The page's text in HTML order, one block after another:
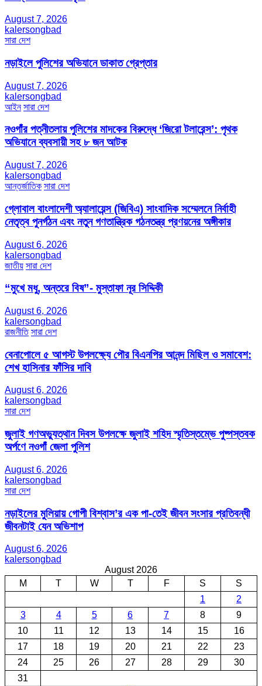
August 7, 2026
kalersongbad
সারা দেশ
নড়াইলে পুলিশের অভিযানে ডাকাত গ্রেপ্তার
August 7, 2026
kalersongbad
আইন সারা দেশ
নওগাঁর পত্নীতলায় পুলিশের মাদকের বিরুদ্ধে ‘জিরো টলারেন্স’: পৃথক
অভিযানে ব্যবসায়ী সহ ৮ জন আটক
August 7, 2026
kalersongbad
আন্তর্জাতিক সারা দেশ
গ্লোবাল বাংলাদেশী অ্যালায়েন্স (জিবিএ) সাংবাদিক সম্মেলনে নির্বাহী
নেতৃত্ব পুনর্গঠন এবং নতুন গণতান্ত্রিক গঠনতন্ত্র প্রণয়নের অঙ্গীকার
August 6, 2026
kalersongbad
জাতীয় সারা দেশ
“মুখে মধু, অন্তরে বিষ”- মুস্তাফা নূর সিদ্দিকী
August 6, 2026
kalersongbad
রাজনীতি সারা দেশ
বেনাপোলে ৫ আগস্ট উপলক্ষ্যে পৌর বিএনপির আনন্দ মিছিল ও সমাবেশ:
শেখ হাসিনার ফাঁসির দাবি
August 6, 2026
kalersongbad
সারা দেশ
জুলাই গণঅভ্যুত্থান দিবস উপলক্ষে জুলাই শহিদ স্মৃতিস্তম্ভে পুষ্পস্তবক
অর্পণে নওগাঁ জেলা পুলিশ
August 6, 2026
kalersongbad
সারা দেশ
নড়াইলের মুলিয়ায় গোপী বিশ্বাস’র এক পা-তেই জীবন সংসার প্রতিবন্ধী
জীবনটাই যেন অভিশাপ
August 6, 2026
kalersongbad
August 2026
M
T W T F S
S
1
2
3
4 5 6 7 8
9
10
11 12 13 14 15
16
17
18 19 20 21 22
23
24
25 26 27 28 29
30
31